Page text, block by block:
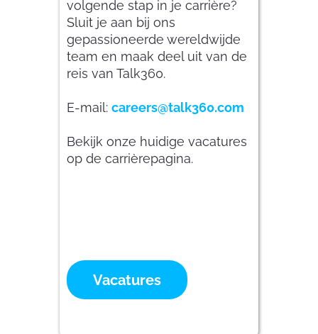
volgende stap in je carrière?
Sluit je aan bij ons
gepassioneerde wereldwijde
team en maak deel uit van de
reis van Talk360.
E-mail: careers@talk360.com
Bekijk onze huidige vacatures
op de carrièrepagina.
Vacatures